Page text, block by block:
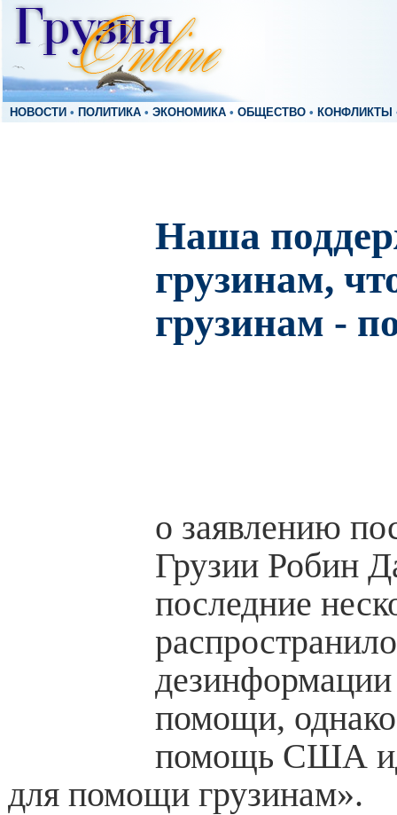
НОВОСТИ • ПОЛИТИКА • ЭКОНОМИКА • ОБЩЕСТВО • КОНФЛИКТЫ
Наша
грузинам,
грузинам -
о заявлению
Грузии Робин
последние
помощи,
помощь США
для помощи грузинам».